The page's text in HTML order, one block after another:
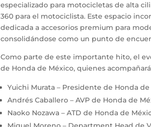
especializado para motocicletas de alta
360 para el motociclista. Este espacio
dedicada a accesorios premium para
consolidándose como un punto de
Como parte de este importante hito, el
de Honda de México, quienes
Yuichi Murata – Presidente de Honda
Andrés Caballero – AVP de Honda de
Naoko Nozawa – ATD de Honda de